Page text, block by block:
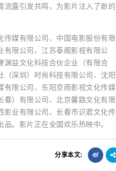
流露引发共鸣，为影片注入了新的
媒有限公司、中国电影股份有限
有限公司、江苏泰阁影视有限公
渊益文化科技合伙企业（有限合
深圳）时尚科技有限公司、沈阳
有限公司、东阳京雨影视文化传媒
春）有限公司、北京馨路文化有限
影业有限公司、长春市识君文化传
。影片正在全国欢乐热映中。
分享本文: